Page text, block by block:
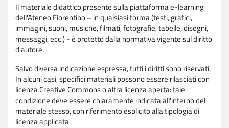
Il materiale didattico presente sulla piattaforma e-learning
dell'Ateneo Fiorentino – in qualsiasi forma (testi, grafici,
immagini, suoni, musiche, filmati, fotografie, tabelle, disegni,
messaggi, ecc.) - è protetto dalla normativa vigente sul diritto
d'autore.
Salvo diversa indicazione espressa, tutti i diritti sono riservati.
In alcuni casi, specifici materiali possono essere rilasciati con
licenza Creative Commons o altra licenza aperta: tale
condizione deve essere chiaramente indicata all'interno del
materiale stesso, con riferimento esplicito alla tipologia di
licenza applicata.